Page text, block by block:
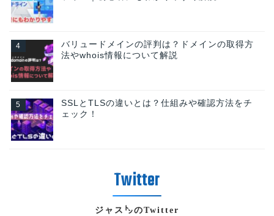
バリュードメインの評判は？ドメインの取得方
法やwhois情報について解説
SSLとTLSの違いとは？仕組みや確認方法をチ
ェック！
ジャス㌧のTwitter